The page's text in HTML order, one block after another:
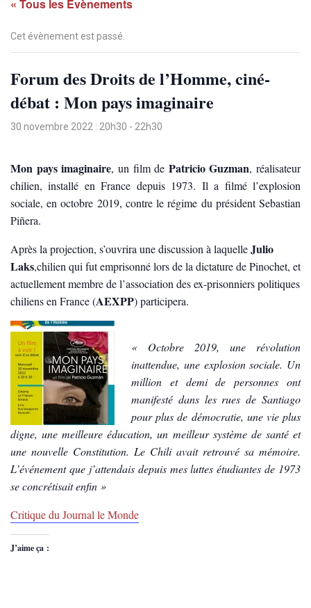
« Tous les Évènements
Cet évènement est passé.
Forum des Droits de l’Homme, ciné-
débat : Mon pays imaginaire
30 novembre 2022 : 20h30 - 22h30
Mon pays imaginaire, un film de Patricio Guzman, réalisateur
chilien, installé en France depuis 1973. Il a filmé l’explosion
sociale, en octobre 2019, contre le régime du président Sebastian
Piñera.
Après la projection, s’ouvrira une discussion à laquelleJulio
Laks,chilien qui fut emprisonné lors de la dictature de Pinochet, et
actuellement membre de l’association des ex-prisonniers politiques
chiliens en France (AEXPP) participera.
« Octobre 2019, une révolution
inattendue, une explosion sociale. Un
million et demi de personnes ont
manifesté dans les rues de Santiago
pour plus de démocratie, une vie plus
digne, une meilleure éducation, un meilleur système de santé et
une nouvelle Constitution. Le Chili avait retrouvé sa mémoire.
L’événement que j’attendais depuis mes luttes étudiantes de 1973
se concrétisait enfin »
Critique du Journal le Monde
J’aime ça :